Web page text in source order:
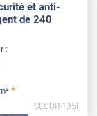
et anti-
de 240
:
*
SECUR-135i